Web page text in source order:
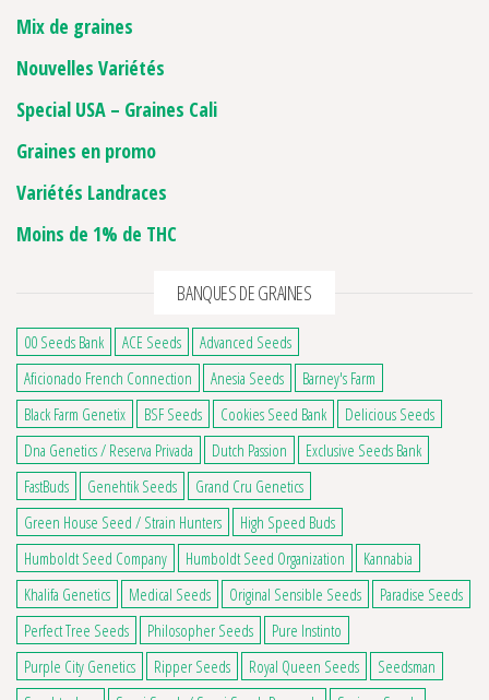
Mix de graines
Nouvelles Variétés
Special USA – Graines Cali
Graines en promo
Variétés Landraces
Moins de 1% de THC
BANQUES DE GRAINES
00 Seeds Bank ACE Seeds
Advanced Seeds
Aficionado French Connection
Anesia Seeds
Barney's Farm
Black Farm Genetix
BSF Seeds Cookies Seed Bank
Delicious Seeds
Dna Genetics / Reserva Privada
Dutch Passion
Exclusive Seeds Bank
FastBuds
Genehtik Seeds
Grand Cru Genetics
Green House Seed / Strain Hunters
High Speed Buds
Humboldt Seed Company
Humboldt Seed Organization
Kannabia
Khalifa Genetics
Medical Seeds Original Sensible Seeds
Paradise Seeds
Perfect Tree Seeds
Philosopher Seeds
Pure Instinto
Purple City Genetics
Ripper Seeds Royal Queen Seeds
Seedsman